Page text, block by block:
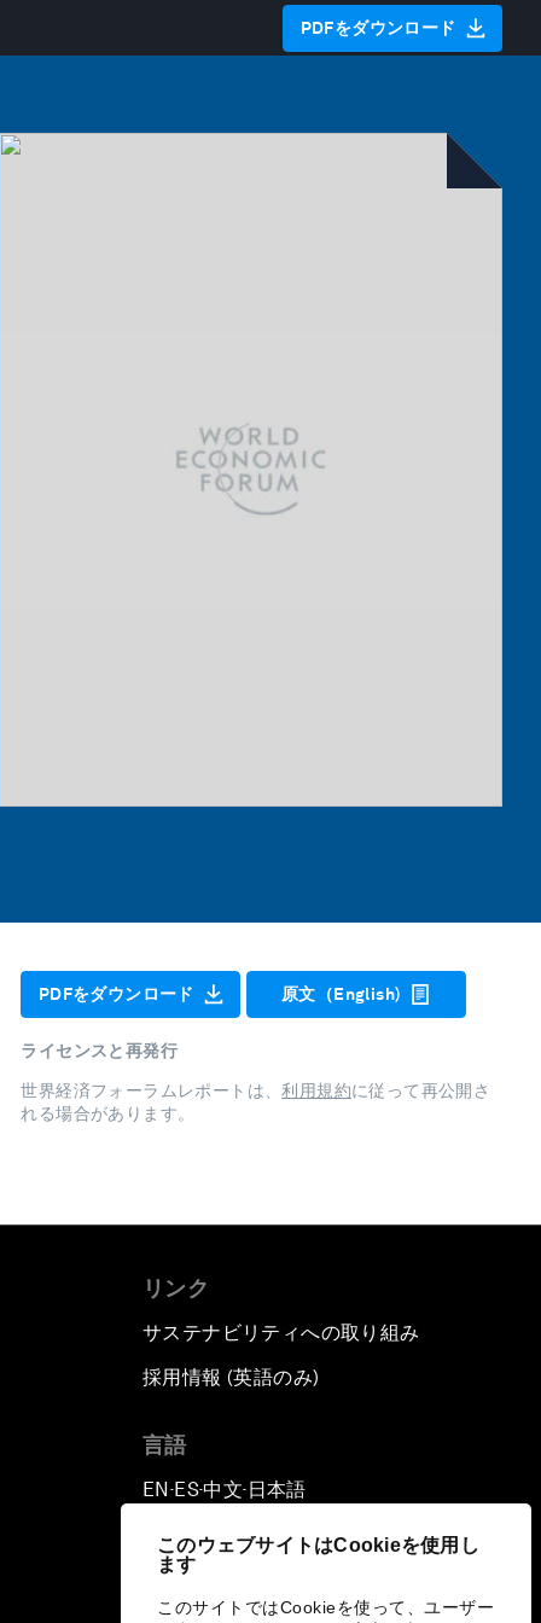
このウェブサイトはCookieを使用し
ます
このサイトではCookieを使って、ユーザー
PDFをダウンロード
PDFをダウンロード 原文（English)
ライセンスと再発行
世界経済フォーラムレポートは、利用規約に従って再公開さ
れる場合があります。
リンク
サステナビリティへの取り組み
採用情報 (英語のみ)
言語
EN ▪ ES▪中文▪ 日本語